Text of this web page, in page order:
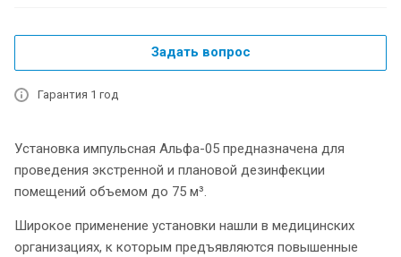
Задать вопрос
Гарантия 1 год
Установка импульсная Альфа-05 предназначена для
проведения экстренной и плановой дезинфекции
помещений объемом до 75 м³.
Широкое применение установки нашли в медицинских
организациях, к которым предъявляются повышенные